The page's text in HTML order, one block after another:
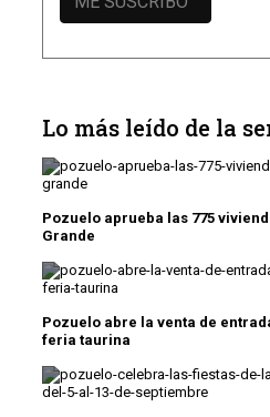
Lo más leído de la
Pozuelo aprueba las 775
Grande
Pozuelo abre la venta de
feria taurina